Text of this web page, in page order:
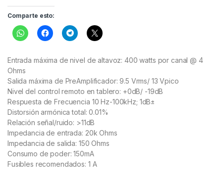
Comparte esto:
Entrada máxima de nivel de altavoz: 400 watts por canal @ 4
Ohms
Salida máxima de PreAmplificador: 9.5 Vrms/ 13 Vpico
Nivel del control remoto en tablero: +0dB/ -19dB
Respuesta de Frecuencia 10 Hz-100kHz; 1dB±
Distorsión armónica total: 0.01%
Relación señal/ruido: >11dB
Impedancia de entrada: 20k Ohms
Impedancia de salida: 150 Ohms
Consumo de poder: 150mA
Fusibles recomendados: 1 A